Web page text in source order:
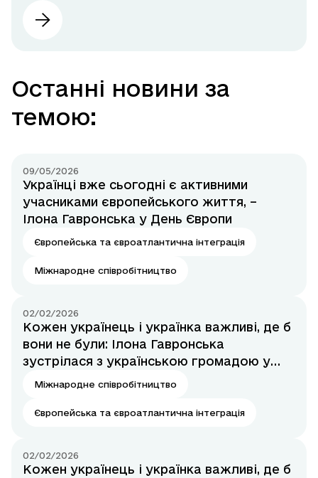
Останні новини за
темою:
09/05/2026
Українці вже сьогодні є активними
учасниками європейського життя, –
Ілона Гавронська у День Європи
Європейська та євроатлантична інтеграція
Міжнародне співробітництво
02/02/2026
Кожен українець і українка важливі, де б
вони не були: Ілона Гавронська
зустрілася з українською громадою у
Міжнародне співробітництво
Європейська та євроатлантична інтеграція
02/02/2026
Кожен українець і українка важливі, де б